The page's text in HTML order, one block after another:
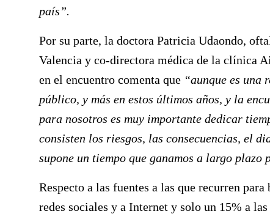
país”.
Por su parte, la doctora Patricia Udaondo,
Valencia y co-directora médica de la clínica
en el encuentro comenta que “aunque es una
público, y más en estos últimos años, y la
para nosotros es muy importante dedicar
consisten los riesgos, las consecuencias, el
supone un tiempo que ganamos a largo plazo
Respecto a las fuentes a las que recurren
redes sociales y a Internet y solo un 15% a